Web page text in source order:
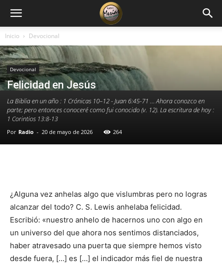
Inicio Devocional
Devocional
Felicidad en Jesús
La Biblia en un año : 1 Crónicas 10–12 - Juan 6:45-71 … Ahora conozco en
parte; pero entonces conoceré como fui conocido (v. 12). La escritura de hoy :
1 Corintios 13:8-13
Por Radio - 20 de mayo de 2026 264
¿Alguna vez anhelas algo que vislumbras pero no logras
alcanzar del todo? C. S. Lewis anhelaba felicidad.
Escribió: «nuestro anhelo de hacernos uno con algo en
un universo del que ahora nos sentimos distanciados,
haber atravesado una puerta que siempre hemos visto
desde fuera, […] es […] el indicador más fiel de nuestra